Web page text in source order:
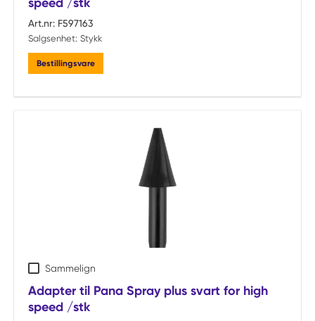
Art.nr: F597163
Salgsenhet: Stykk
Bestillingsvare
Sammelign
Adapter til Pana Spray plus svart for high
speed /stk